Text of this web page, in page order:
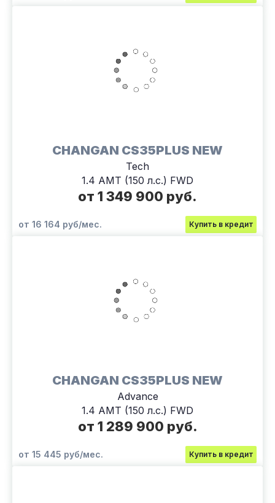
CHANGAN CS35PLUS NEW
Tech
1.4 AMT (150 л.с.) FWD
от 1 349 900 руб.
от 16 164 руб/мес. Купить в кредит
CHANGAN CS35PLUS NEW
Advance
1.4 AMT (150 л.с.) FWD
от 1 289 900 руб.
от 15 445 руб/мес. Купить в кредит